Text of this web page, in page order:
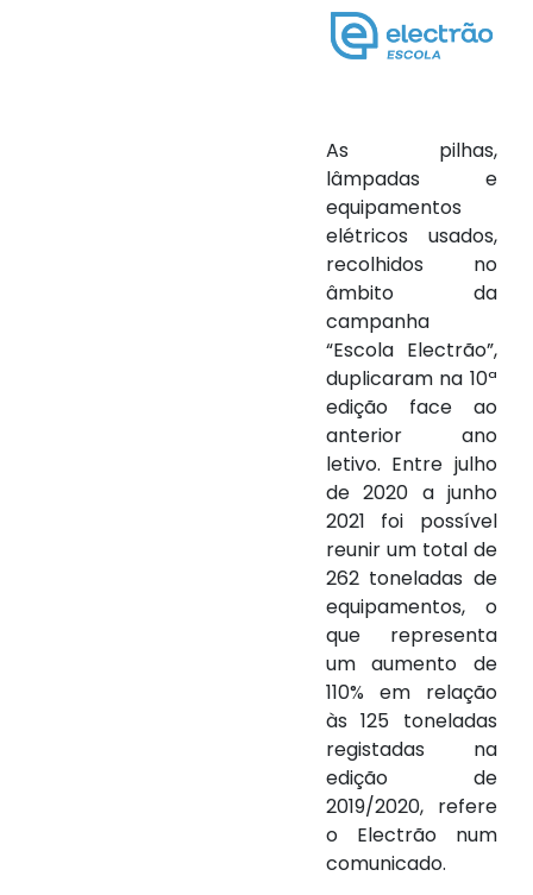
As pilhas,
lâmpadas e
equipamentos
elétricos usados,
recolhidos no
âmbito da
campanha
“Escola Electrão”,
duplicaram na 10ª
edição face ao
anterior ano
letivo. Entre julho
de 2020 a junho
2021 foi possível
reunir um total de
262 toneladas de
equipamentos, o
que representa
um aumento de
110% em relação
às 125 toneladas
registadas na
edição de
2019/2020, refere
o Electrão num
comunicado.